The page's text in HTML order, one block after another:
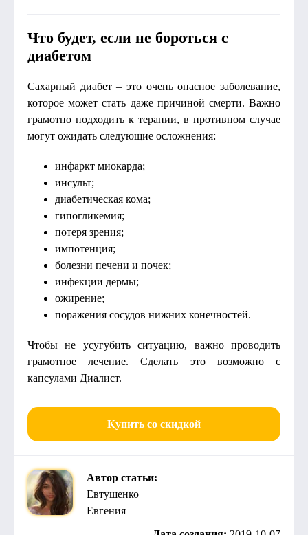
Что будет, если не бороться с
диабетом
Сахарный диабет – это очень опасное заболевание,
которое может стать даже причиной смерти. Важно
грамотно подходить к терапии, в противном случае
могут ожидать следующие осложнения:
инфаркт миокарда;
инсульт;
диабетическая кома;
гипогликемия;
потеря зрения;
импотенция;
болезни печени и почек;
инфекции дермы;
ожирение;
поражения сосудов нижних конечностей.
Чтобы не усугубить ситуацию, важно проводить
грамотное лечение. Сделать это возможно с
капсулами Диалист.
Купить со скидкой
Автор статьи:
Евтушенко
Евгения